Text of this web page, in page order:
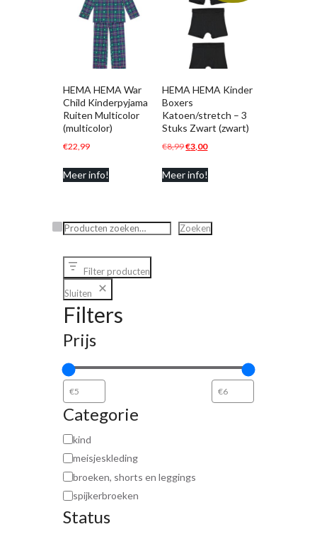
HEMA HEMA War
Child Kinderpyjama
Ruiten Multicolor
(multicolor)
€22,99
Meer info!
HEMA HEMA Kinder
Boxers
Katoen/stretch – 3
Stuks Zwart (zwart)
€8,99Oorspronkelijke
was:
€3,00Huidige
Meer info!
Zoeken Zoeken
Filter producten
Sluiten
Filters
Prijs
Categorie
kind
meisjeskleding
broeken, shorts en leggings
spijkerbroeken
Status